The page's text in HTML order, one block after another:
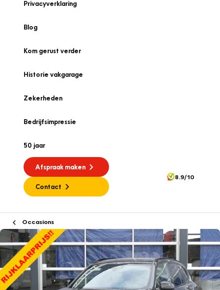
Privacyverklaring
Blog
Kom gerust verder
Historie vakgarage
Zekerheden
Bedrijfsimpressie
50 jaar
Afspraak maken
Contact
8.9/10
Occasions